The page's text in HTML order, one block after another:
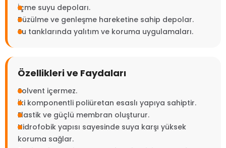
İçme suyu depoları.
Büzülme ve genleşme hareketine sahip depolar.
Su tanklarında yalıtım ve koruma uygulamaları.
Özellikleri ve Faydaları
Solvent içermez.
İki komponentli poliüretan esaslı yapıya sahiptir.
Elastik ve güçlü membran oluşturur.
Hidrofobik yapısı sayesinde suya karşı yüksek
koruma sağlar.